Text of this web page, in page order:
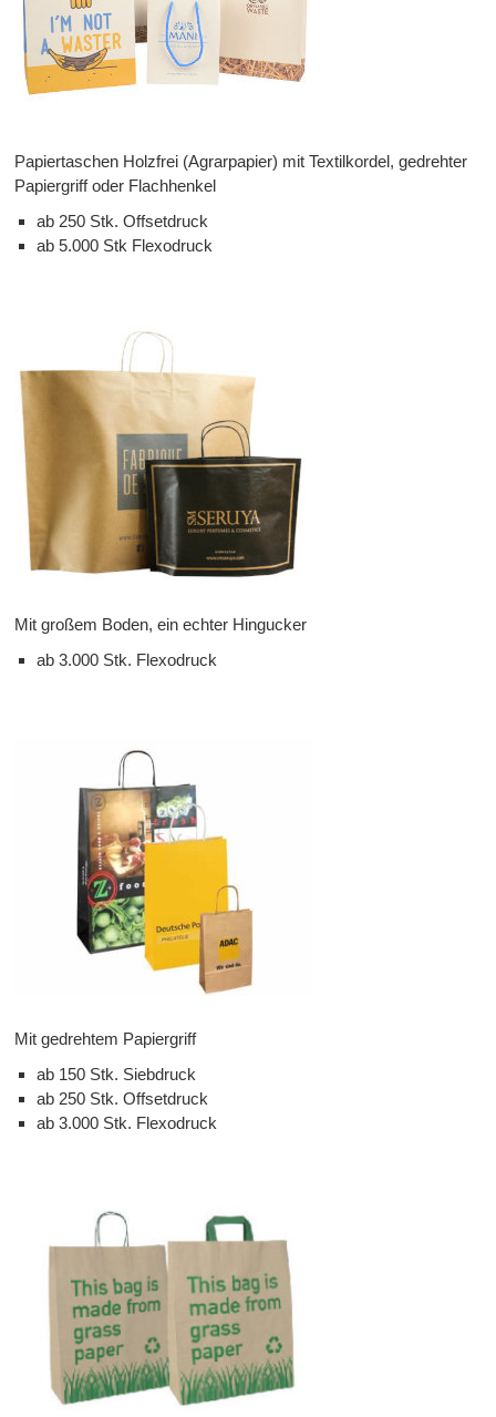
Papiertaschen Holzfrei (Agrarpapier) mit Textilkordel, gedrehter
Papiergriff oder Flachhenkel
ab 250 Stk. Offsetdruck
ab 5.000 Stk Flexodruck
Mit großem Boden, ein echter Hingucker
ab 3.000 Stk. Flexodruck
Mit gedrehtem Papiergriff
ab 150 Stk. Siebdruck
ab 250 Stk. Offsetdruck
ab 3.000 Stk. Flexodruck